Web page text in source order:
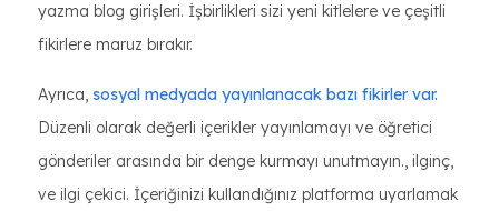
yazma blog girişleri. İşbirlikleri sizi yeni kitlelere ve çeşitli
fikirlere maruz bırakır.
Ayrıca, sosyal medyada yayınlanacak bazı fikirler var.
Düzenli olarak değerli içerikler yayınlamayı ve öğretici
gönderiler arasında bir denge kurmayı unutmayın., ilginç,
ve ilgi çekici. İçeriğinizi kullandığınız platforma uyarlamak